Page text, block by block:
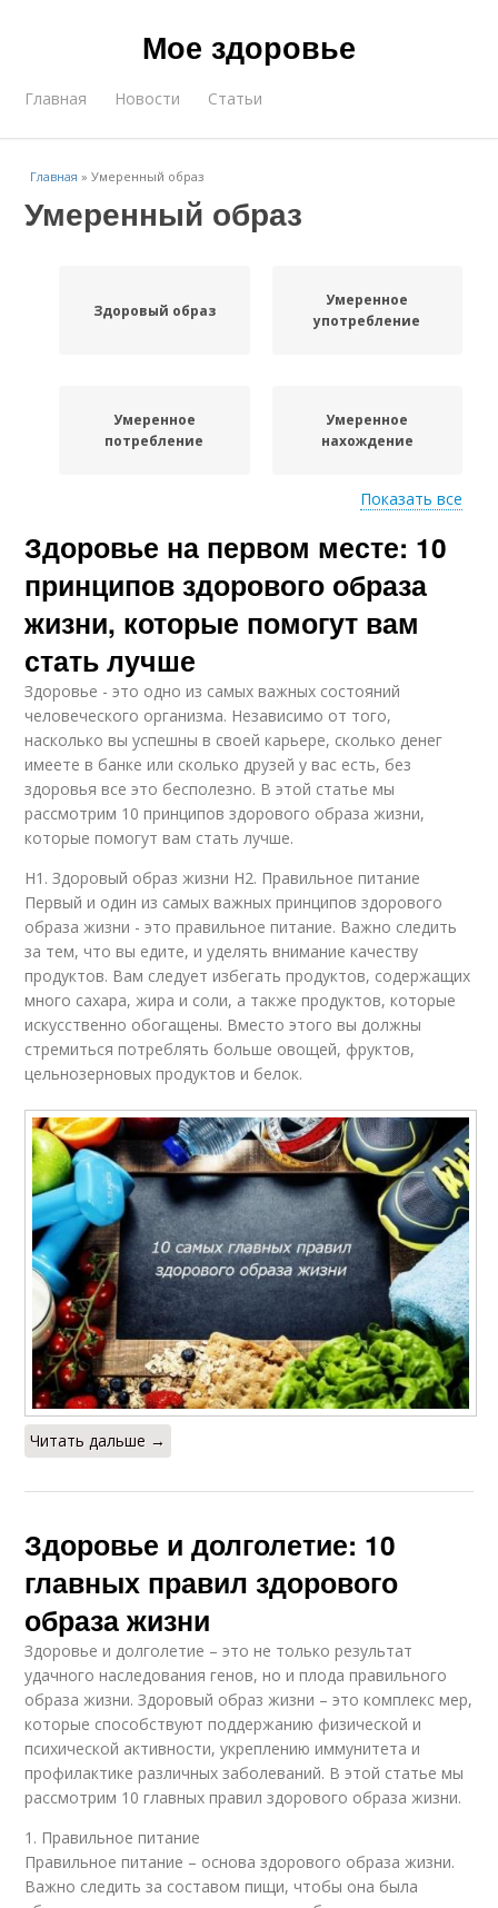
Мое здоровье
Главная Новости Статьи
Главная »Умеренный образ
Умеренный образ
Здоровый образ
Умеренное
употребление
Умеренное
потребление
Умеренное
нахождение
Позитивный образ
Сон для здорового
образа
Связи для здорового
образа
здорового образа
День для здорового
образа
здорового образа
Врач для здорового
образа
Показать все
Здоровье на первом месте: 10
принципов здорового образа
жизни, которые помогут вам
стать лучше
Здоровье - это одно из самых важных состояний
человеческого организма. Независимо от того,
насколько вы успешны в своей карьере, сколько денег
имеете в банке или сколько друзей у вас есть, без
здоровья все это бесполезно. В этой статье мы
рассмотрим 10 принципов здорового образа жизни,
которые помогут вам стать лучше.
H1. Здоровый образ жизни H2. Правильное питание
Первый и один из самых важных принципов здорового
образа жизни - это правильное питание. Важно следить
за тем, что вы едите, и уделять внимание качеству
продуктов. Вам следует избегать продуктов, содержащих
много сахара, жира и соли, а также продуктов, которые
искусственно обогащены. Вместо этого вы должны
стремиться потреблять больше овощей, фруктов,
цельнозерновых продуктов и белок.
Читать дальше →
Здоровье и долголетие: 10
главных правил здорового
образа жизни
Здоровье и долголетие – это не только результат
удачного наследования генов, но и плода правильного
образа жизни. Здоровый образ жизни – это комплекс мер,
которые способствуют поддержанию физической и
психической активности, укреплению иммунитета и
профилактике различных заболеваний. В этой статье мы
рассмотрим 10 главных правил здорового образа жизни.
1. Правильное питание
Правильное питание – основа здорового образа жизни.
Важно следить за составом пищи, чтобы она была